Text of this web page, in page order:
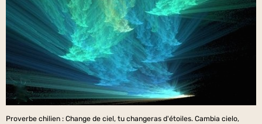
Proverbe chilien : Change de ciel, tu changeras d'étoiles. Cambia cielo,